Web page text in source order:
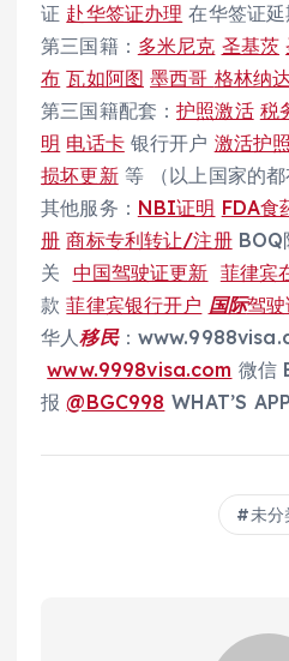
证 赴华签证办理 在华签证
第三国籍： 多米尼克 圣基茨
布 瓦如阿图 墨西哥 格林纳
第三国籍配套：护照激活 税
明 电话卡银行开户 激活护照
损坏更新等 （以上国家的都
其他服务： NBI证明 FDA食
册 商标专利转让/注册BOQ
关 中国驾驶证更新 菲律宾
款菲律宾银行开户 国际驾
华人移民：
www.9998visa.com 微信
报@BGC998 WHAT’S
未分